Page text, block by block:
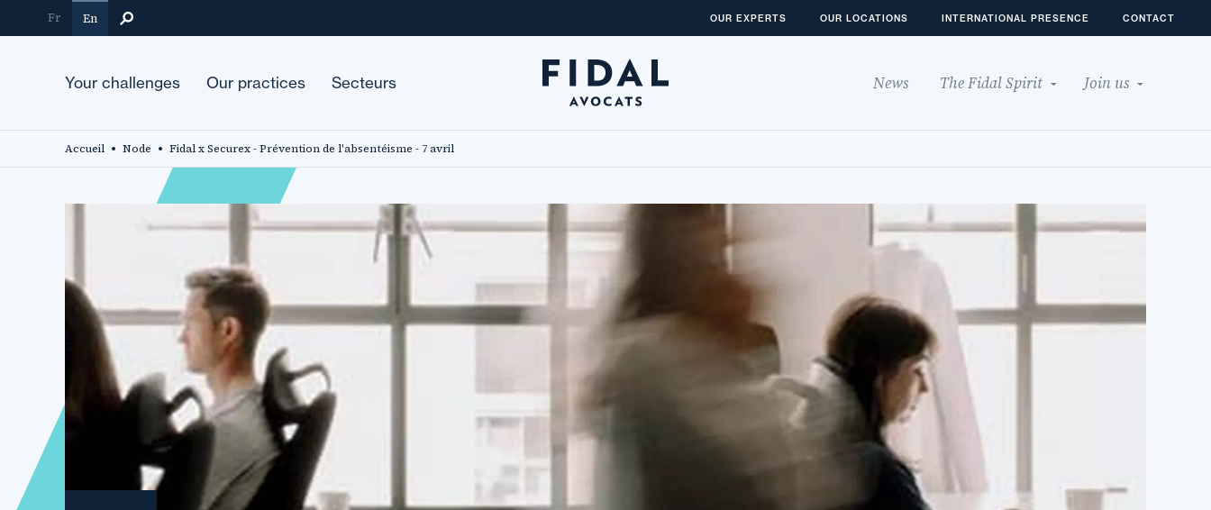
to
Fr En OUR EXPERTS OUR LOCATIONS INTERNATIONAL PRESENCE CONTACT
Your challenges Our practices Secteurs News The Fidal Spirit Join us
Accueil Node Fidal x Securex - Prévention de l'absentéisme - 7 avril